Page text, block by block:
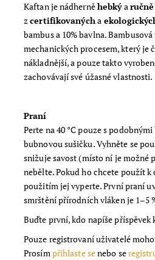
Kaftan je nádherněhebkýa
zcertifikovanýcha
bambus a 10% bavlna.
mechanických procesem, který je
nákladnější, a pouze takto
zachovávají své úžasné vlastnosti.
Praní
Perte na 40 °C pouze s
bubnovou sušičku. Vyhněte se
snižuje savost (místo ní je možné
nebělte. Pokud ho chcete použít
použitím jej vyperte. První praní
smrštění přírodních vláken je 1–5
Buďte první, kdo napíše příspěvek
Pouze registrovaní uživatelé
Prosímpřihlaste senebo se